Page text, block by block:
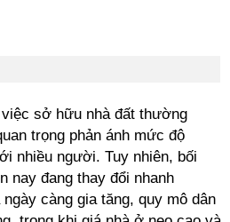
sở hữu nhà đất thường
trọng phản ánh mức độ
nhiều người. Tuy nhiên, bối
nay đang thay đổi nhanh
càng gia tăng, quy mô dân